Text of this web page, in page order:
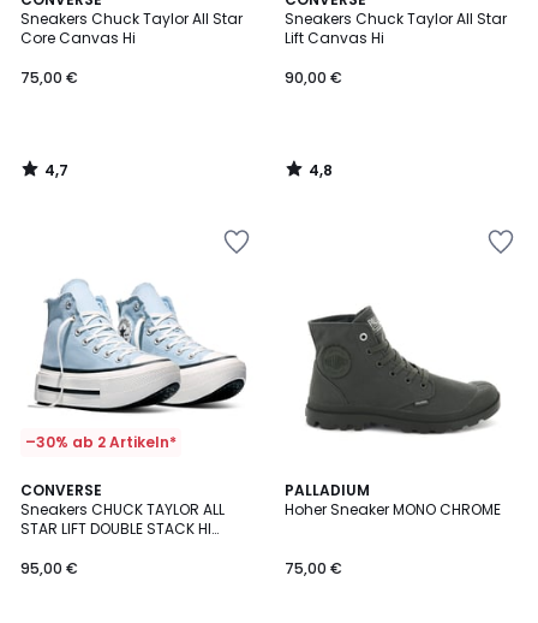
Sneakers Chuck Taylor All Star
Core Canvas Hi
€.
75,00 €
/ 5
4,7
/
Sneakers Chuck Taylor All Star
Lift Canvas Hi
90,00 €
/ 5
4,8
/
–30% ab 2 Artikeln*
CONVERSE
Sneakers CHUCK TAYLOR ALL
STAR LIFT DOUBLE STACK HI
95,00 €
5
/
5
PALLADIUM
Hoher Sneaker MONO CHROME
75,00 €
4,8
/ 5
3
Farben